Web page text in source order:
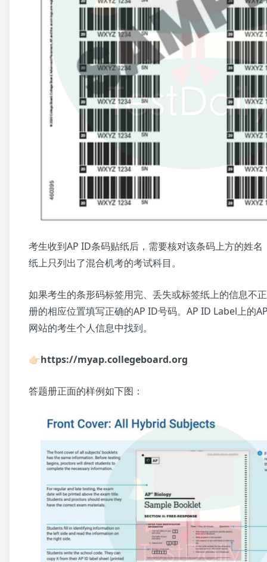
考生收到AP ID条码贴纸后，需要核对该条码上方的姓名
纸上只列出了混合机考的考试科目。
如果考生的条形码标签用完、丢失或标签纸上的信息不
册的相应位置填写正确的AP ID号码。AP ID Label上的
网站的考生个人信息中找到。
👉🏻https://myap.collegeboard.org
答题册正面的样例如下图：